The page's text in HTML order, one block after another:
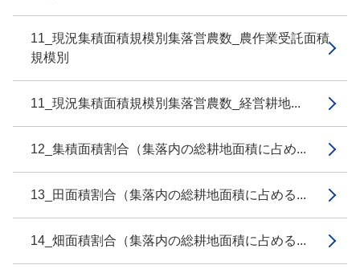
11_現況集積面積規模別集落営農数_農作業受託面積
規模別
11_現況集積面積規模別集落営農数_経営耕地...
12_集積面積割合（集落内の総耕地面積に占め...
13_田面積割合（集落内の総耕地面積に占める...
14_畑面積割合（集落内の総耕地面積に占める...